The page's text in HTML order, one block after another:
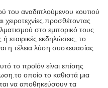
του αναδιπλούμενου κουτιού
χειροτεχνίες.προσθέτοντας
στο εμπορικό τους
ή εταιρικές εκδηλώσεις, το
η τέλεια λύση συσκευασίας
το προϊόν είναι επίσης
οποίο το καθιστά μια
να αποθηκεύσουν τα